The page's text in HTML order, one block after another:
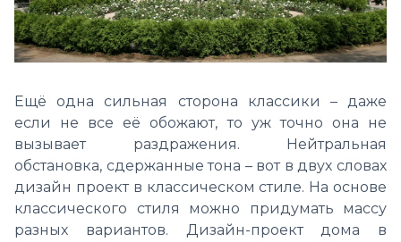
Ещё одна сильная сторона классики – даже
если не все её обожают, то уж точно она не
вызывает раздражения. Нейтральная
обстановка, сдержанные тона – вот в двух словах
дизайн проект в классическом стиле. На основе
классического стиля можно придумать массу
разных вариантов. Дизайн-проект дома в